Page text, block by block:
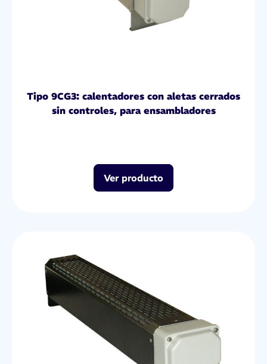
Tipo 9CG3: calentadores con aletas cerrados
sin controles, para ensambladores
Ver producto